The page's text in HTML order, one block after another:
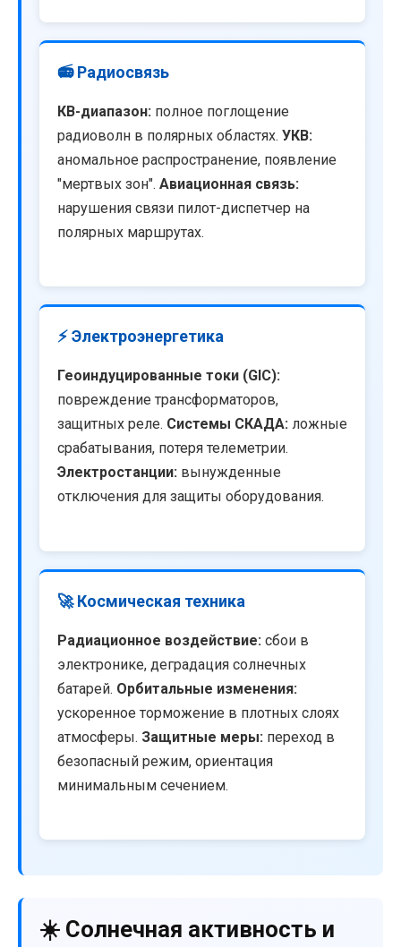
📻 Радиосвязь
КВ-диапазон: полное поглощение
радиоволн в полярных областях. УКВ:
аномальное распространение, появление
"мертвых зон". Авиационная связь:
нарушения связи пилот-диспетчер на
полярных маршрутах.
⚡ Электроэнергетика
Геоиндуцированные токи (GIC):
повреждение трансформаторов,
защитных реле. Системы СКАДА: ложные
срабатывания, потеря телеметрии.
Электростанции: вынужденные
отключения для защиты оборудования.
🚀 Космическая техника
Радиационное воздействие: сбои в
электронике, деградация солнечных
батарей. Орбитальные изменения:
ускоренное торможение в плотных слоях
атмосферы. Защитные меры: переход в
безопасный режим, ориентация
минимальным сечением.
☀️ Солнечная активность и